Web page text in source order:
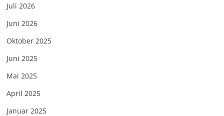
Juli 2026
Juni 2026
Oktober 2025
Juni 2025
Mai 2025
April 2025
Januar 2025